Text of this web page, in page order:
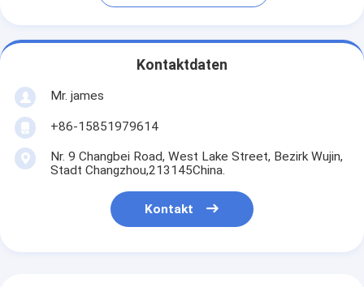
Kontaktdaten
Mr. james
+86-15851979614
Nr. 9 Changbei Road, West Lake Street, Bezirk Wujin,
Stadt Changzhou,213145China.
Kontakt